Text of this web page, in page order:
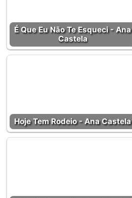
É Que Eu Não Te Esqueci - Ana
Castela
Hoje Tem Rodeio - Ana Castela